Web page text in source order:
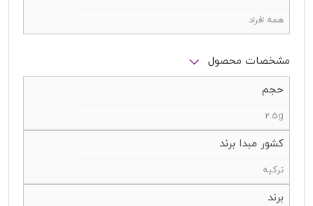
همه افراد
مشخصات محصول
حجم
2.5g
کشور مبدا برند
ترکیه
برند